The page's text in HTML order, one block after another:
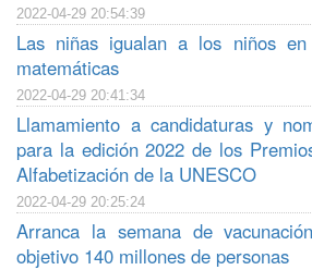
2022-04-29 20:54:39
Las niñas igualan a los niños
matemáticas
2022-04-29 20:41:34
Llamamiento a candidaturas y
para la edición 2022 de los
Alfabetización de la UNESCO
2022-04-29 20:25:24
Arranca la semana de
objetivo 140 millones de personas